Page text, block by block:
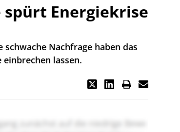
spürt Energiekrise
Nachfrage haben das
einbrechen lassen.